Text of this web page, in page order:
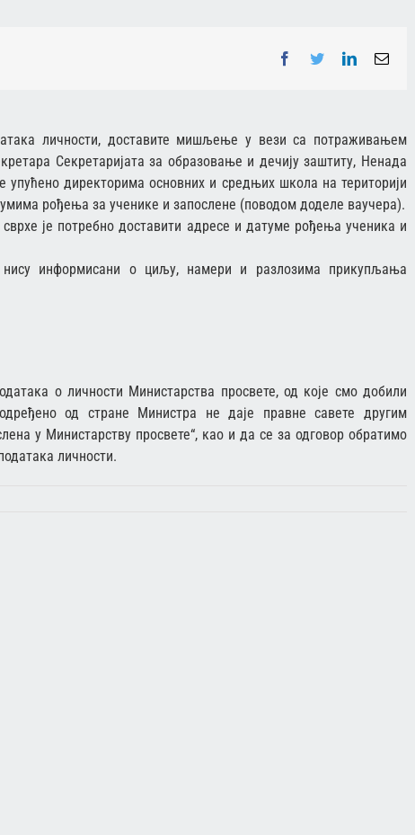
Facebook
TwitterLinkedInEmail
личности, доставите мишљење у вези са потраживањем
Секретаријата за образовање и дечију заштиту, Ненада
упућено директорима основних и средњих школа на територији
рођења за ученике и запослене (поводом доделе ваучера).
је потребно доставити адресе и датуме рођења ученика и
информисани о циљу, намери и разлозима прикупљања
о личности Министарства просвете, од које смо добили
од стране Министра не даје правне савете другим
у Министарству просвете“, као и да се за одговор обратимо
личности.